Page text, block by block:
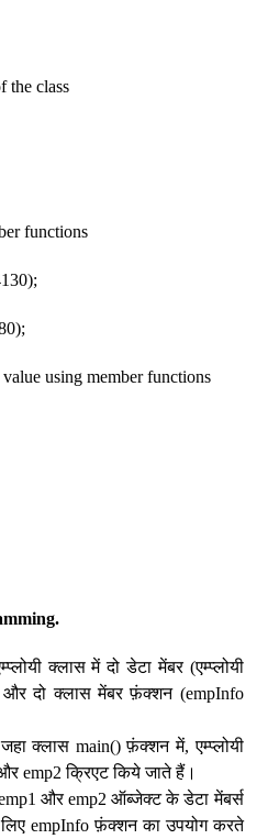
the class
functions
using member functions
क्लास में दो डेटा मेंबर (एम्प्लोयी
और दो क्लास मेंबर फ़ंक्शन (empInfo
क्लास main() फ़ंक्शन में, एम्प्लोयी
emp2 क्रिएट किये जाते हैं।
और emp2 ऑब्जेक्ट के डेटा मेंबर्स
empInfo फ़ंक्शन का उपयोग करते